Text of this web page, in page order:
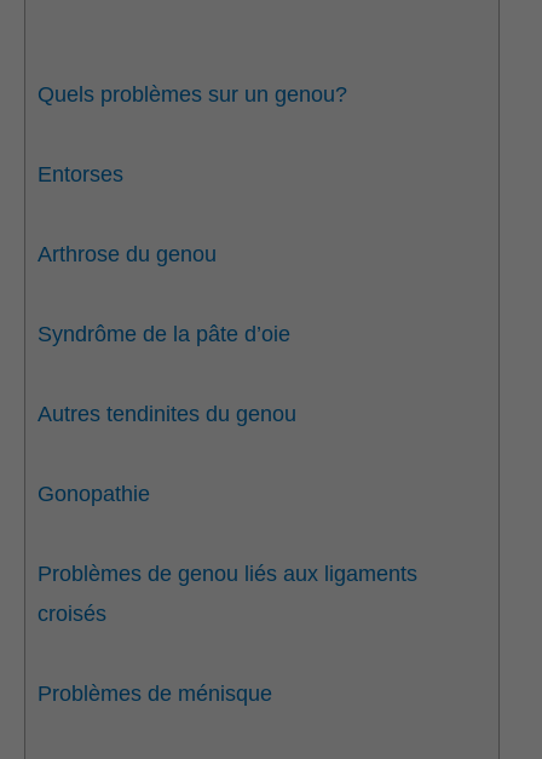
Quels problèmes sur un genou?
Entorses
Arthrose du genou
Syndrôme de la pâte d’oie
Autres tendinites du genou
Gonopathie
Problèmes de genou liés aux ligaments
croisés
Problèmes de ménisque